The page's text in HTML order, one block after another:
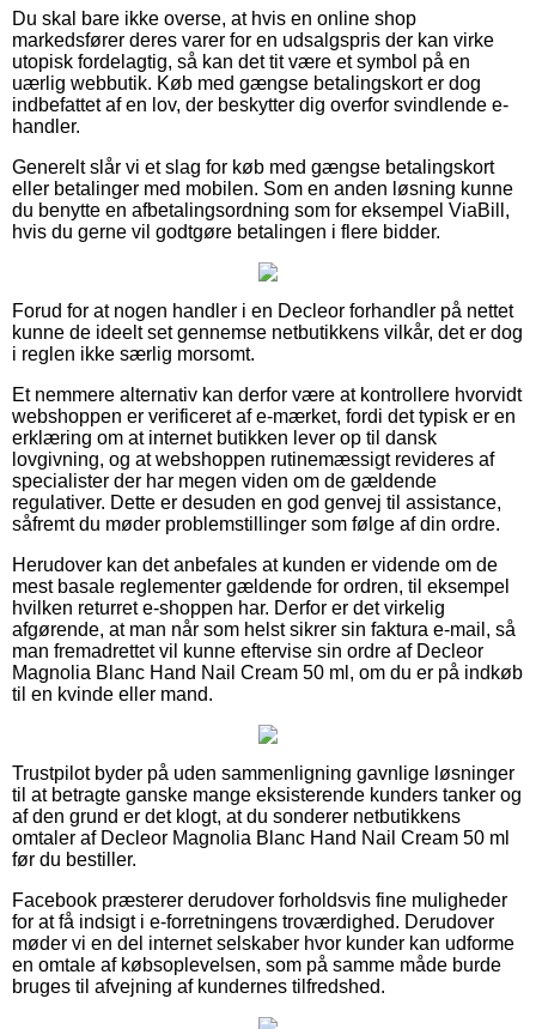
Du skal bare ikke overse, at hvis en online shop
markedsfører deres varer for en udsalgspris der kan virke
utopisk fordelagtig, så kan det tit være et symbol på en
uærlig webbutik. Køb med gængse betalingskort er dog
indbefattet af en lov, der beskytter dig overfor svindlende e-
handler.
Generelt slår vi et slag for køb med gængse betalingskort
eller betalinger med mobilen. Som en anden løsning kunne
du benytte en afbetalingsordning som for eksempel ViaBill,
hvis du gerne vil godtgøre betalingen i flere bidder.
Forud for at nogen handler i en Decleor forhandler på nettet
kunne de ideelt set gennemse netbutikkens vilkår, det er dog
i reglen ikke særlig morsomt.
Et nemmere alternativ kan derfor være at kontrollere hvorvidt
webshoppen er verificeret af e-mærket, fordi det typisk er en
erklæring om at internet butikken lever op til dansk
lovgivning, og at webshoppen rutinemæssigt revideres af
specialister der har megen viden om de gældende
regulativer. Dette er desuden en god genvej til assistance,
såfremt du møder problemstillinger som følge af din ordre.
Herudover kan det anbefales at kunden er vidende om de
mest basale reglementer gældende for ordren, til eksempel
hvilken returret e-shoppen har. Derfor er det virkelig
afgørende, at man når som helst sikrer sin faktura e-mail, så
man fremadrettet vil kunne eftervise sin ordre af Decleor
Magnolia Blanc Hand Nail Cream 50 ml, om du er på indkøb
til en kvinde eller mand.
Trustpilot byder på uden sammenligning gavnlige løsninger
til at betragte ganske mange eksisterende kunders tanker og
af den grund er det klogt, at du sonderer netbutikkens
omtaler af Decleor Magnolia Blanc Hand Nail Cream 50 ml
før du bestiller.
Facebook præsterer derudover forholdsvis fine muligheder
for at få indsigt i e-forretningens troværdighed. Derudover
møder vi en del internet selskaber hvor kunder kan udforme
en omtale af købsoplevelsen, som på samme måde burde
bruges til afvejning af kundernes tilfredshed.